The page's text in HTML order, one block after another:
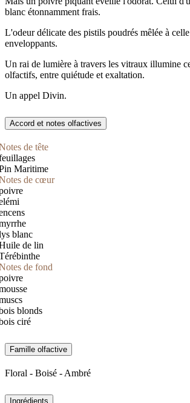
blanc étonnamment frais.
L'odeur délicate des pistils poudrés mêlée à
enveloppants.
Un rai de lumière à travers les vitraux illumine
olfactifs, entre quiétude et exaltation.
Un appel Divin.
Accord et notes olfactives
de tête
Maritime
de cœur
blanc
de lin
de fond
blonds
ciré
Famille olfactive
Floral - Boisé - Ambré
Ingrédients